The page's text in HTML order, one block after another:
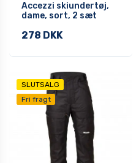
Accezzi skiundertøj,
dame, sort, 2 sæt
278 DKK
SLUTSALG
Fri fragt